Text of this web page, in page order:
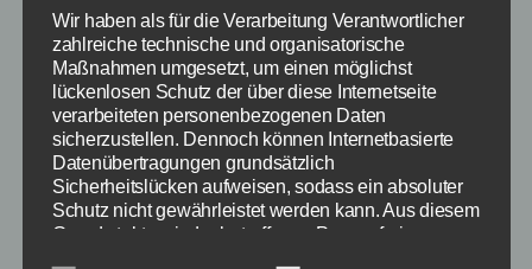
möglich. Dies sei auch jedem empfohlen, denn
so spart man morgen diese Zeit. Da auch noch
Daten aus dem Internet geladen werden […]
Schlagwörter
Diablo,Diablo 3,Installation,Spiele
Wir haben als für die Verarbeitung Verantwortlicher
zahlreiche technische und organisatorische
Maßnahmen umgesetzt, um einen möglichst
lückenlosen Schutz der über diese Internetseite
verarbeiteten personenbezogenen Daten
sicherzustellen. Dennoch können Internetbasierte
Datenübertragungen grundsätzlich
Sicherheitslücken aufweisen, sodass ein absoluter
Schutz nicht gewährleistet werden kann. Aus diesem
Grund steht es jeder betroffenen Person frei,